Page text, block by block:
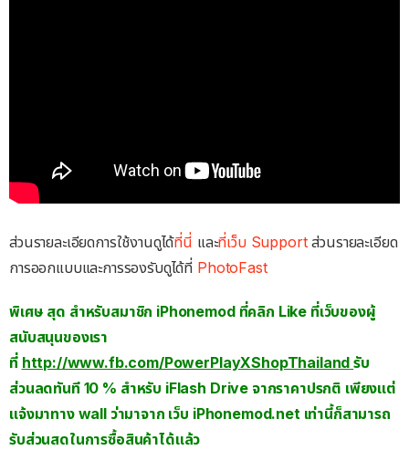
ส่วนรายละเอียดการใช้งานดูได้ที่นี่ และที่เว็บ Supportส่วนรายละเอียด
การออกแบบและการรองรับดูได้ที่ PhotoFast
พิเศษ สุด สำหรับสมาชิก iPhonemod ที่คลิก Like ที่เว็บของผู้
สนับสนุนของเรา
ที่ http://www.fb.com/PowerPlayXShopThailand รับ
ส่วนลดทันที 10 % สำหรับ iFlash Drive จากราคาปรกติ เพียงแต่
แจ้งมาทาง wall ว่ามาจาก เว็บ iPhonemod.net เท่านี้ก็สามารถ
รับส่วนสดในการซื้อสินค้าได้แล้ว